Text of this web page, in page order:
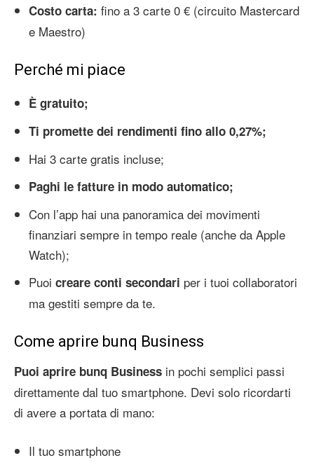
Costo carta: fino a 3 carte 0 € (circuito Mastercard
e Maestro)
Perché mi piace
È gratuito;
Ti promette dei rendimenti fino allo 0,27%;
Hai 3 carte gratis incluse;
Paghi le fatture in modo automatico;
Con l’app hai una panoramica dei movimenti
finanziari sempre in tempo reale (anche da Apple
Watch);
Puoi creare conti secondari per i tuoi collaboratori
ma gestiti sempre da te.
Come aprire bunq Business
Puoi aprire bunq Business in pochi semplici passi
direttamente dal tuo smartphone. Devi solo ricordarti
di avere a portata di mano:
Il tuo smartphone